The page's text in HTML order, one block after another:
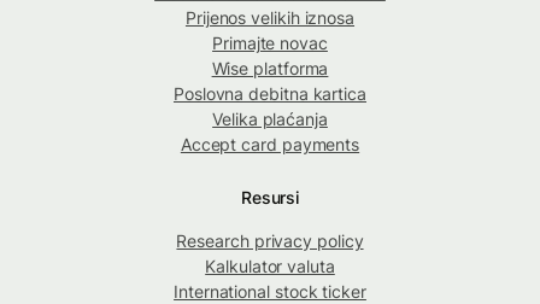
Prijenos velikih iznosa
Primajte novac
Wise platforma
Poslovna debitna kartica
Velika plaćanja
Accept card payments
Resursi
Research privacy policy
Kalkulator valuta
International stock ticker